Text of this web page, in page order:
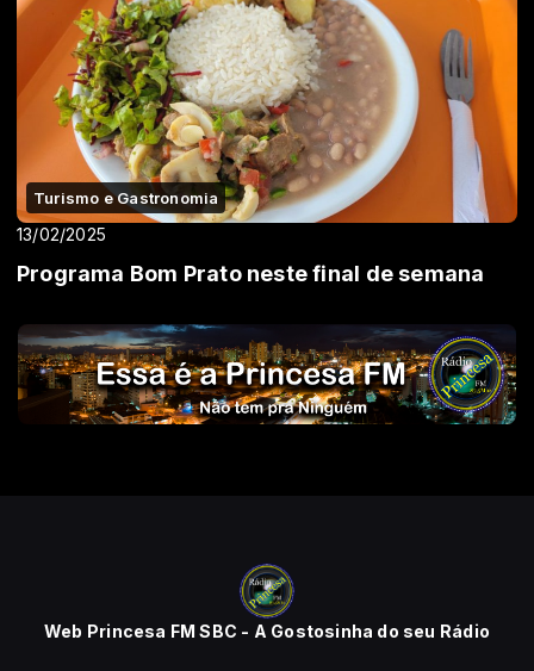
Turismo e Gastronomia
13/02/2025
Programa Bom Prato neste final de semana
Web Princesa FM SBC - A Gostosinha do seu Rádio